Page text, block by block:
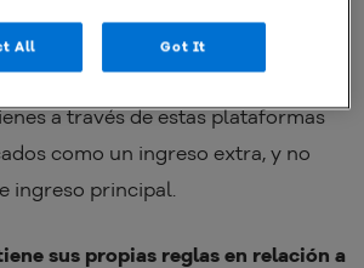
dinero con aplicaciones
tener en cuenta que los
a través de estas plataformas
como un ingreso extra, y no
ingreso principal.
sus propias reglas en relación a
All Got It